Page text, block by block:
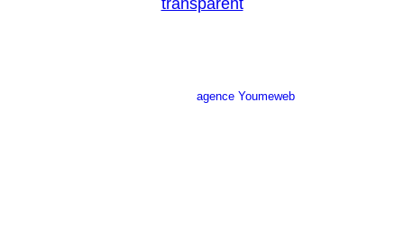
agence Youmeweb